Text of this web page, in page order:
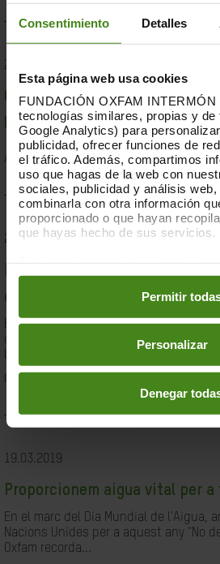
Consentimiento Detalles
Esta página web usa cookies
FUNDACIÓN OXFAM
tecnologías similares, propias y de
Google Analytics) para
publicidad, ofrecer funciones de
el tráfico. Además, compartimos
uso que hagas de la web con
sociales, publicidad y análisis web,
combinarla con otra información
proporcionado o que hayan
que hayas hecho de sus servicios.
preferencias accediendo a nuestra
en los botones facilitados a
Permitir
Personalizar
Denegar
23.07.2019
Compromesos o complaents:
la crisi per sequera a la Banya
Acció Humanitària-Resiliència i Mitjans
28.03.2019
desigualtat a Espanya
En el marc de la lluita contra la
desenvolupat una eina d'anàlisi
la...
Ciutadania- Governabilitat i Drets Humans
19.03.2019
Proporcionem aigua vital per
En el marc del Dia Mundial de l'Aigua,
Nacions Unides per a aquest any "No
Oxfam recorda...